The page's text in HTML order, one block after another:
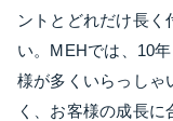
ントとどれだけ長く
い。MEHでは、10
様が多くいらっしゃ
く、お客様の成長に